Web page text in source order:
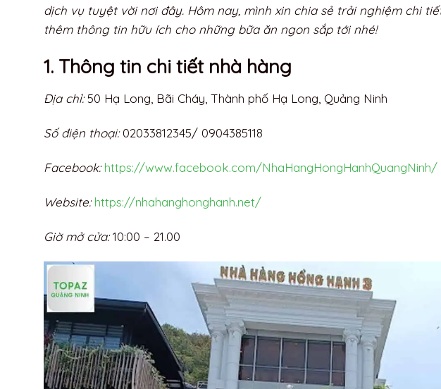
dịch vụ tuyệt vời nơi đây. Hôm nay, mình xin chia sẻ trải nghiệm chi
thêm thông tin hữu ích cho những bữa ăn ngon sắp tới nhé!
1. Thông tin chi tiết nhà hàng
Địa chỉ:50 Hạ Long, Bãi Cháy, Thành phố Hạ Long, Quảng Ninh
Số điện thoại:02033812345/ 0904385118
Facebook: https://www.facebook.com/NhaHangHongHanhQuangNinh/
Website:https://nhahanghonghanh.net/
Giờ mở cửa:10:00 – 21.00